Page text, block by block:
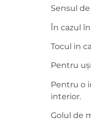
Sensul
În cazul
Tocul in
Pentru
Pentru o
interior.
Golul de